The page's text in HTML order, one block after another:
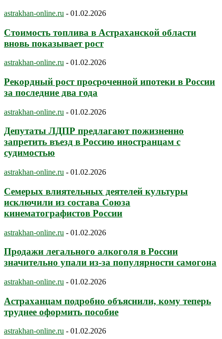
astrakhan-online.ru - 01.02.2026
Стоимость топлива в Астраханской области
вновь показывает рост
astrakhan-online.ru - 01.02.2026
Рекордный рост просроченной ипотеки в России
за последние два года
astrakhan-online.ru - 01.02.2026
Депутаты ЛДПР предлагают пожизненно
запретить въезд в Россию иностранцам с
судимостью
astrakhan-online.ru - 01.02.2026
Семерых влиятельных деятелей культуры
исключили из состава Союза
кинематографистов России
astrakhan-online.ru - 01.02.2026
Продажи легального алкоголя в России
значительно упали из-за популярности самогона
astrakhan-online.ru - 01.02.2026
Астраханцам подробно объяснили, кому теперь
труднее оформить пособие
astrakhan-online.ru - 01.02.2026